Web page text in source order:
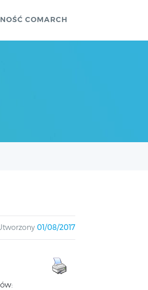
COMARCH
01/08/2017